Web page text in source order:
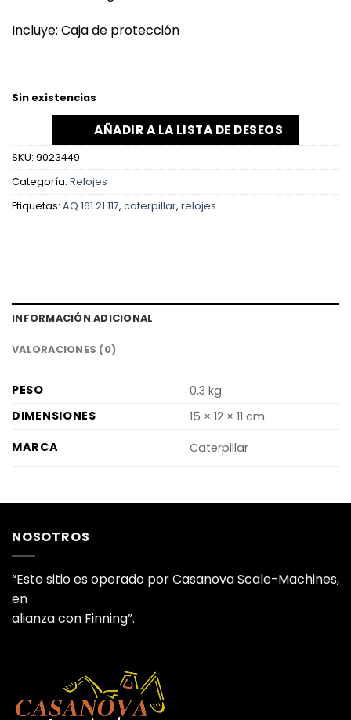
Incluye: Caja de protección
Sin existencias
AÑADIR A LA LISTA DE DESEOS
SKU: 9023449
Categoría: Relojes
Etiquetas: AQ.161.21.117, caterpillar, relojes
INFORMACIÓN ADICIONAL
VALORACIONES (0)
PESO
0,3 kg
DIMENSIONES
15 × 12 × 11 cm
MARCA
Caterpillar
NOSOTROS
“Este sitio es operado por Casanova Scale-Machines,
en
alianza con Finning”.